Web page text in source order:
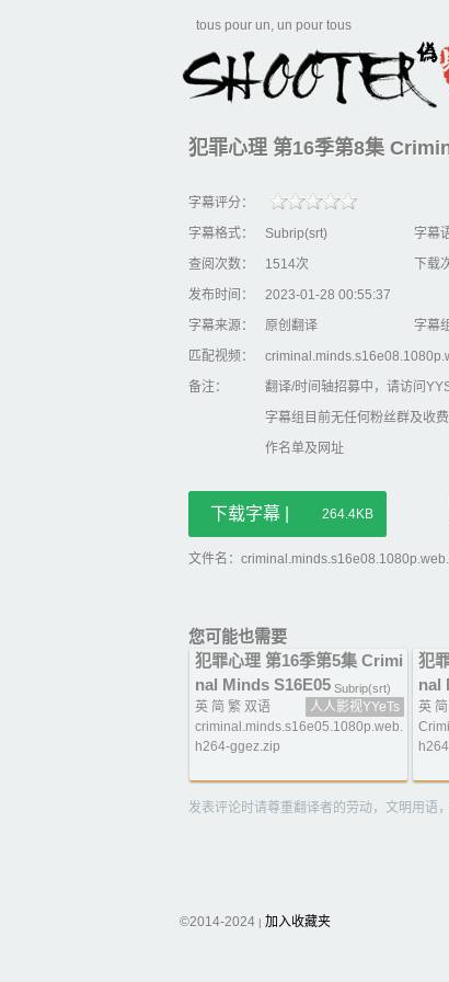
tous pour un, un pour tous
犯罪心理 第16季第8集
字幕评分：
字幕格式：
Subrip(srt) 字幕
查阅次数：
1514次 下载
发布时间：
2023-01-28 00:55:37
字幕来源：
原创翻译 字幕
匹配视频：
备注：
翻译/时间轴招募中，请访问
字幕组目前无任何粉丝群及收
作名单及网址
下载字幕 | 264.4KB
文件名：
您可能也需要
犯罪心理 第16季第5集 Crimi
nal Minds S16E05 Subrip(srt)
英 简 繁 双语
人人影视YYeTs
criminal.minds.s16e05.1080p.web.
h264-ggez.zip
犯
nal
英
发表评论时请尊重翻译者的劳动，文明用语
©2014-2024 | 加入收藏夹